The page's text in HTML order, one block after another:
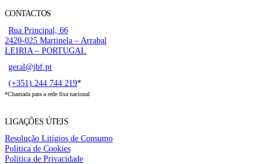
CONTACTOS
Rua Principal, 66
2420-025 Martinela – Arrabal
LEIRIA – PORTUGAL
geral@jbf.pt
(+351) 244 744 219*
*Chamada para a rede fixa nacional
LIGAÇÕES ÚTEIS
Resolução Litígios de Consumo
Política de Cookies
Política de Privacidade